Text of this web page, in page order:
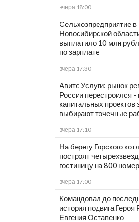
вчера 18:00
Сельхозпредприятие в
Новосибирской
выплатило 10 млн
по зарплате
вчера 17:30
Авито Услуги: рынок
России перестроился -
капитальных проектов
выбирают точечные
вчера 17:10
На берегу Горского
построят
гостиницу на 800
вчера 17:00
Командовал до
история подвига Героя
Евгения Остапенко